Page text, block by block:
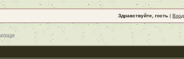
Здравствуйте, гость (Вход